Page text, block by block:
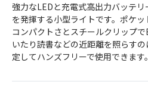
強力なLEDと充電式高出力バッテ
を発揮する小型ライトです。ポケ
コンパクトさとスチールクリップ
いたり読書などの近距離を照らす
定してハンズフリーで使用できます。